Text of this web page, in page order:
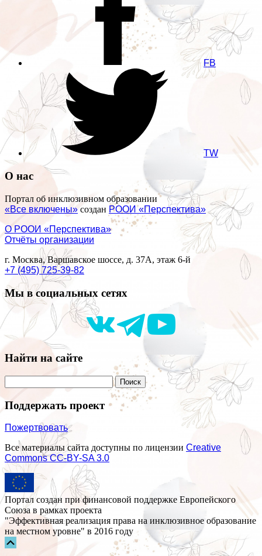
FB
TW
О нас
Портал об инклюзивном образовании
«Все включены» создан РООИ «Перспектива»
О РООИ «Перспектива»
Отчёты организации
г. Москва, Варшавское шоссе, д. 37А, этаж 6-й
+7 (495) 725-39-82
Мы в социальных сетях
Найти на сайте
Поддержать проект
Пожертвовать
Все материалы сайта доступны по лицензии Creative
Commons СС-BY-SA 3.0
Портал создан при финансовой поддержке Европейского
Союза в рамках проекта
"Эффективная реализация права на инклюзивное образование
на местном уровне" в 2016 году